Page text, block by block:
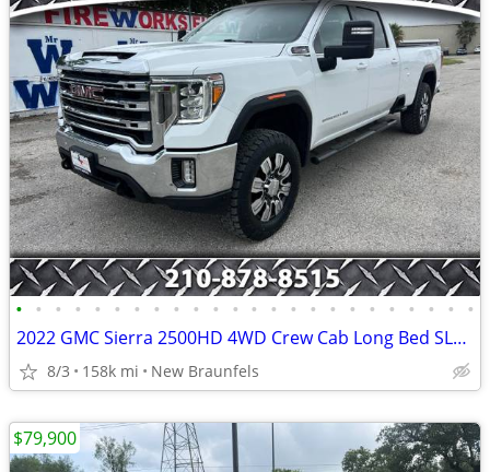
• • • • • • • • • • • • • • • • • • • • • • • •
2022 GMC Sierra 2500HD 4WD Crew Cab Long Bed SLE 6.6L Gas 20 Alloys
8/3 158k mi New Braunfels
$79,900